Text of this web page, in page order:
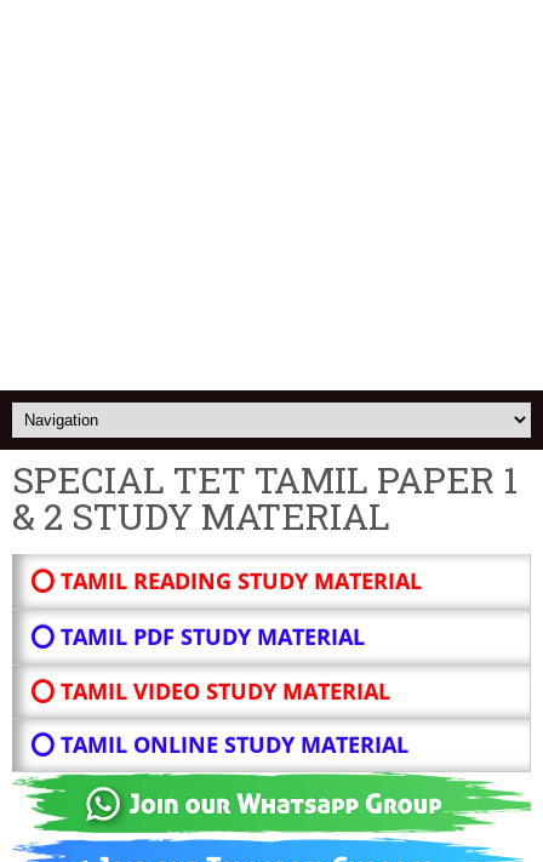
SPECIAL TET TAMIL PAPER 1
& 2 STUDY MATERIAL
⭕ TAMIL READING STUDY MATERIAL
⭕ TAMIL PDF STUDY MATERIAL
⭕ TAMIL VIDEO STUDY MATERIAL
⭕ TAMIL ONLINE STUDY MATERIAL